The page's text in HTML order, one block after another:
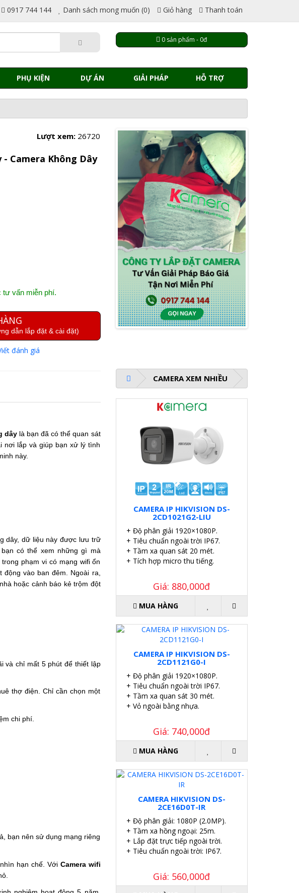
0917 744 144 Danh sách mong muốn (0) Giỏ hàng Thanh toán
0 sản phẩm - 0đ
PHỤ KIỆN DỰ ÁN GIẢI PHÁP HỖ TRỢ
Lượt xem: 26720
Camera Không Dây
tư vấn miễn phí.
dẫn lắp đặt & cài đặt)
đánh giá
dây là bạn đã có thể quan sát
nơi lắp và giúp bạn xử lý tình
này.
dây, dữ liệu này được lưu trữ
có thể xem những gì mà
phạm vi có mạng wifi ổn
vào ban đêm. Ngoài ra,
hoặc cảnh báo kẻ trộm đột
và chỉ mất 5 phút để thiết lập
thợ điện. Chỉ cần chọn một
chi phí.
bạn nên sử dụng mạng riêng
hạn chế. Với Camera wifi
CAMERA XEM NHIỀU
CAMERA IP HIKVISION DS-
2CD1021G2-LIU
+ Độ phân giải 1920×1080P.
+ Tiêu chuẩn ngoài trời IP67.
+ Tầm xa quan sát 20 mét.
+ Tích hợp micro thu tiếng.
Giá: 880,000đ
MUA HÀNG
CAMERA IP HIKVISION DS-
2CD1121G0-I
+ Độ phân giải 1920×1080P.
+ Tiêu chuẩn ngoài trời IP67.
+ Tầm xa quan sát 30 mét.
+ Vỏ ngoài bằng nhựa.
Giá: 740,000đ
MUA HÀNG
CAMERA HIKVISION DS-
2CE16D0T-IR
+ Độ phân giải: 1080P (2.0MP).
+ Tầm xa hồng ngoại: 25m.
+ Lắp đặt trực tiếp ngoài trời.
+ Tiêu chuẩn ngoài trời: IP67.
Giá: 560,000đ